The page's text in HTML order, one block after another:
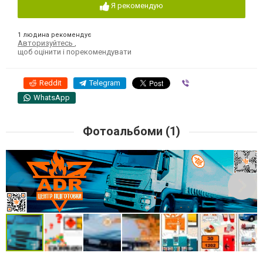
Я рекомендую
1 людина рекомендує
Авторизуйтесь
щоб оцінити і порекомендувати
Reddit Telegram
WhatsApp
Фотоальбоми (1)